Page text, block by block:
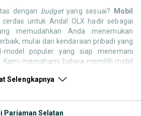
dengan budgetyang sesuai? Mobil
untuk Anda! OLX hadir sebagai
memudahkan Anda menemukan
mulai dari kendaraan pribadi yang
model populer yang siap menemani
Kami memahami bahwa memilih mobil
terpercaya di seluruh Indonesia.
danbudgetAnda!
Selengkapnya
Pariaman Selatan